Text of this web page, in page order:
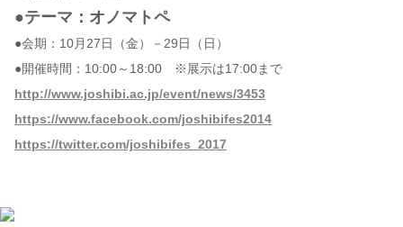
●テーマ：オノマトペ
●会期：10月27日（金）－29日（日）
●開催時間：10:00～18:00 ※展示は17:00まで
http://www.joshibi.ac.jp/event/news/3453
https://www.facebook.com/joshibifes2014
https://twitter.com/joshibifes_2017